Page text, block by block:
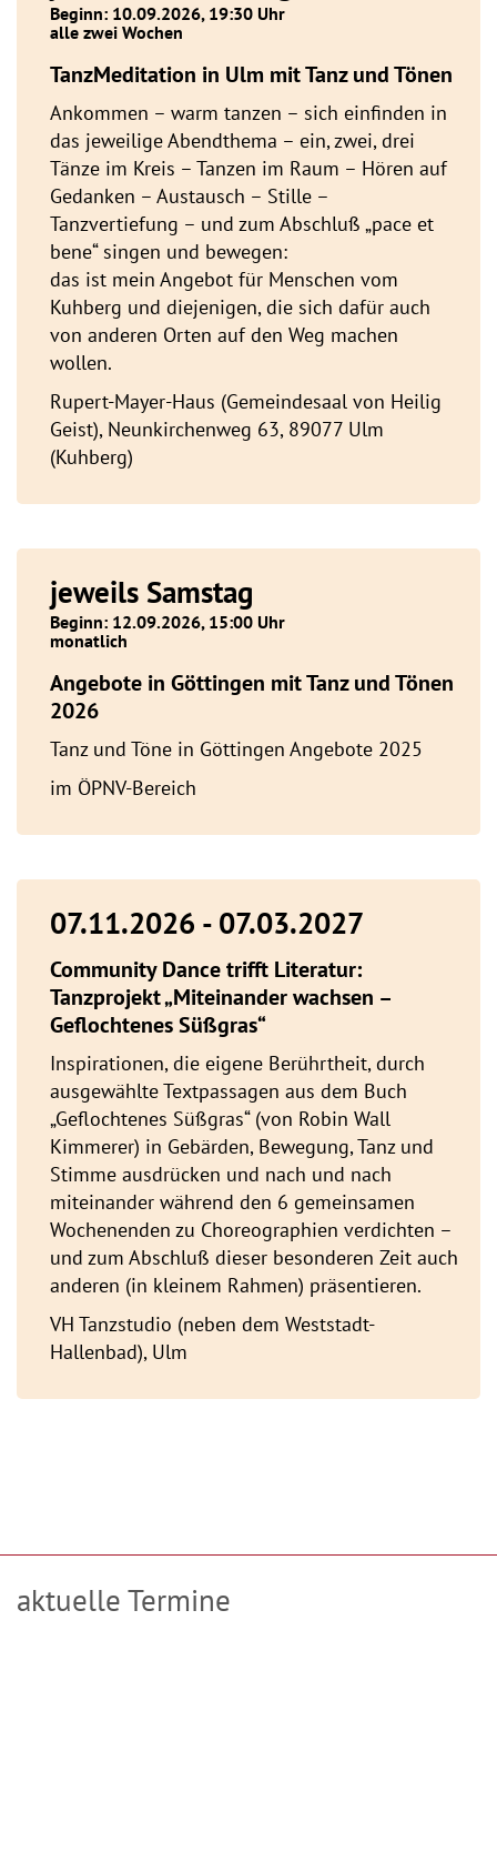
Beginn: 10.09.2026, 19:30 Uhr
alle zwei Wochen
TanzMeditation in Ulm mit Tanz und Tönen
Ankommen – warm tanzen – sich einfinden in
das jeweilige Abendthema – ein, zwei, drei
Tänze im Kreis – Tanzen im Raum – Hören auf
Gedanken – Austausch – Stille –
Tanzvertiefung – und zum Abschluß „pace et
bene“ singen und bewegen:
das ist mein Angebot für Menschen vom
Kuhberg und diejenigen, die sich dafür auch
von anderen Orten auf den Weg machen
wollen.
Rupert-Mayer-Haus (Gemeindesaal von Heilig
Geist), Neunkirchenweg 63, 89077 Ulm
(Kuhberg)
jeweils Samstag
Beginn: 12.09.2026, 15:00 Uhr
monatlich
Angebote in Göttingen mit Tanz und Tönen
2026
Tanz und Töne in Göttingen Angebote 2025
im ÖPNV-Bereich
07.11.2026 - 07.03.2027
Community Dance trifft Literatur:
Tanzprojekt „Miteinander wachsen –
Geflochtenes Süßgras“
Inspirationen, die eigene Berührtheit, durch
ausgewählte Textpassagen aus dem Buch
„Geflochtenes Süßgras“ (von Robin Wall
Kimmerer) in Gebärden, Bewegung, Tanz und
Stimme ausdrücken und nach und nach
miteinander während den 6 gemeinsamen
Wochenenden zu Choreographien verdichten –
und zum Abschluß dieser besonderen Zeit auch
anderen (in kleinem Rahmen) präsentieren.
VH Tanzstudio (neben dem Weststadt-
Hallenbad), Ulm
aktuelle Termine